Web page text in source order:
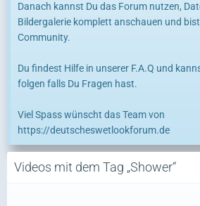
Danach kannst Du das Forum nutzen,
Bildergalerie komplett anschauen und bist
Community.
Du findest Hilfe in unserer F.A.Q und
folgen falls Du Fragen hast.
Viel Spass wünscht das Team von
https://deutscheswetlookforum.de
Videos mit dem Tag „Shower“